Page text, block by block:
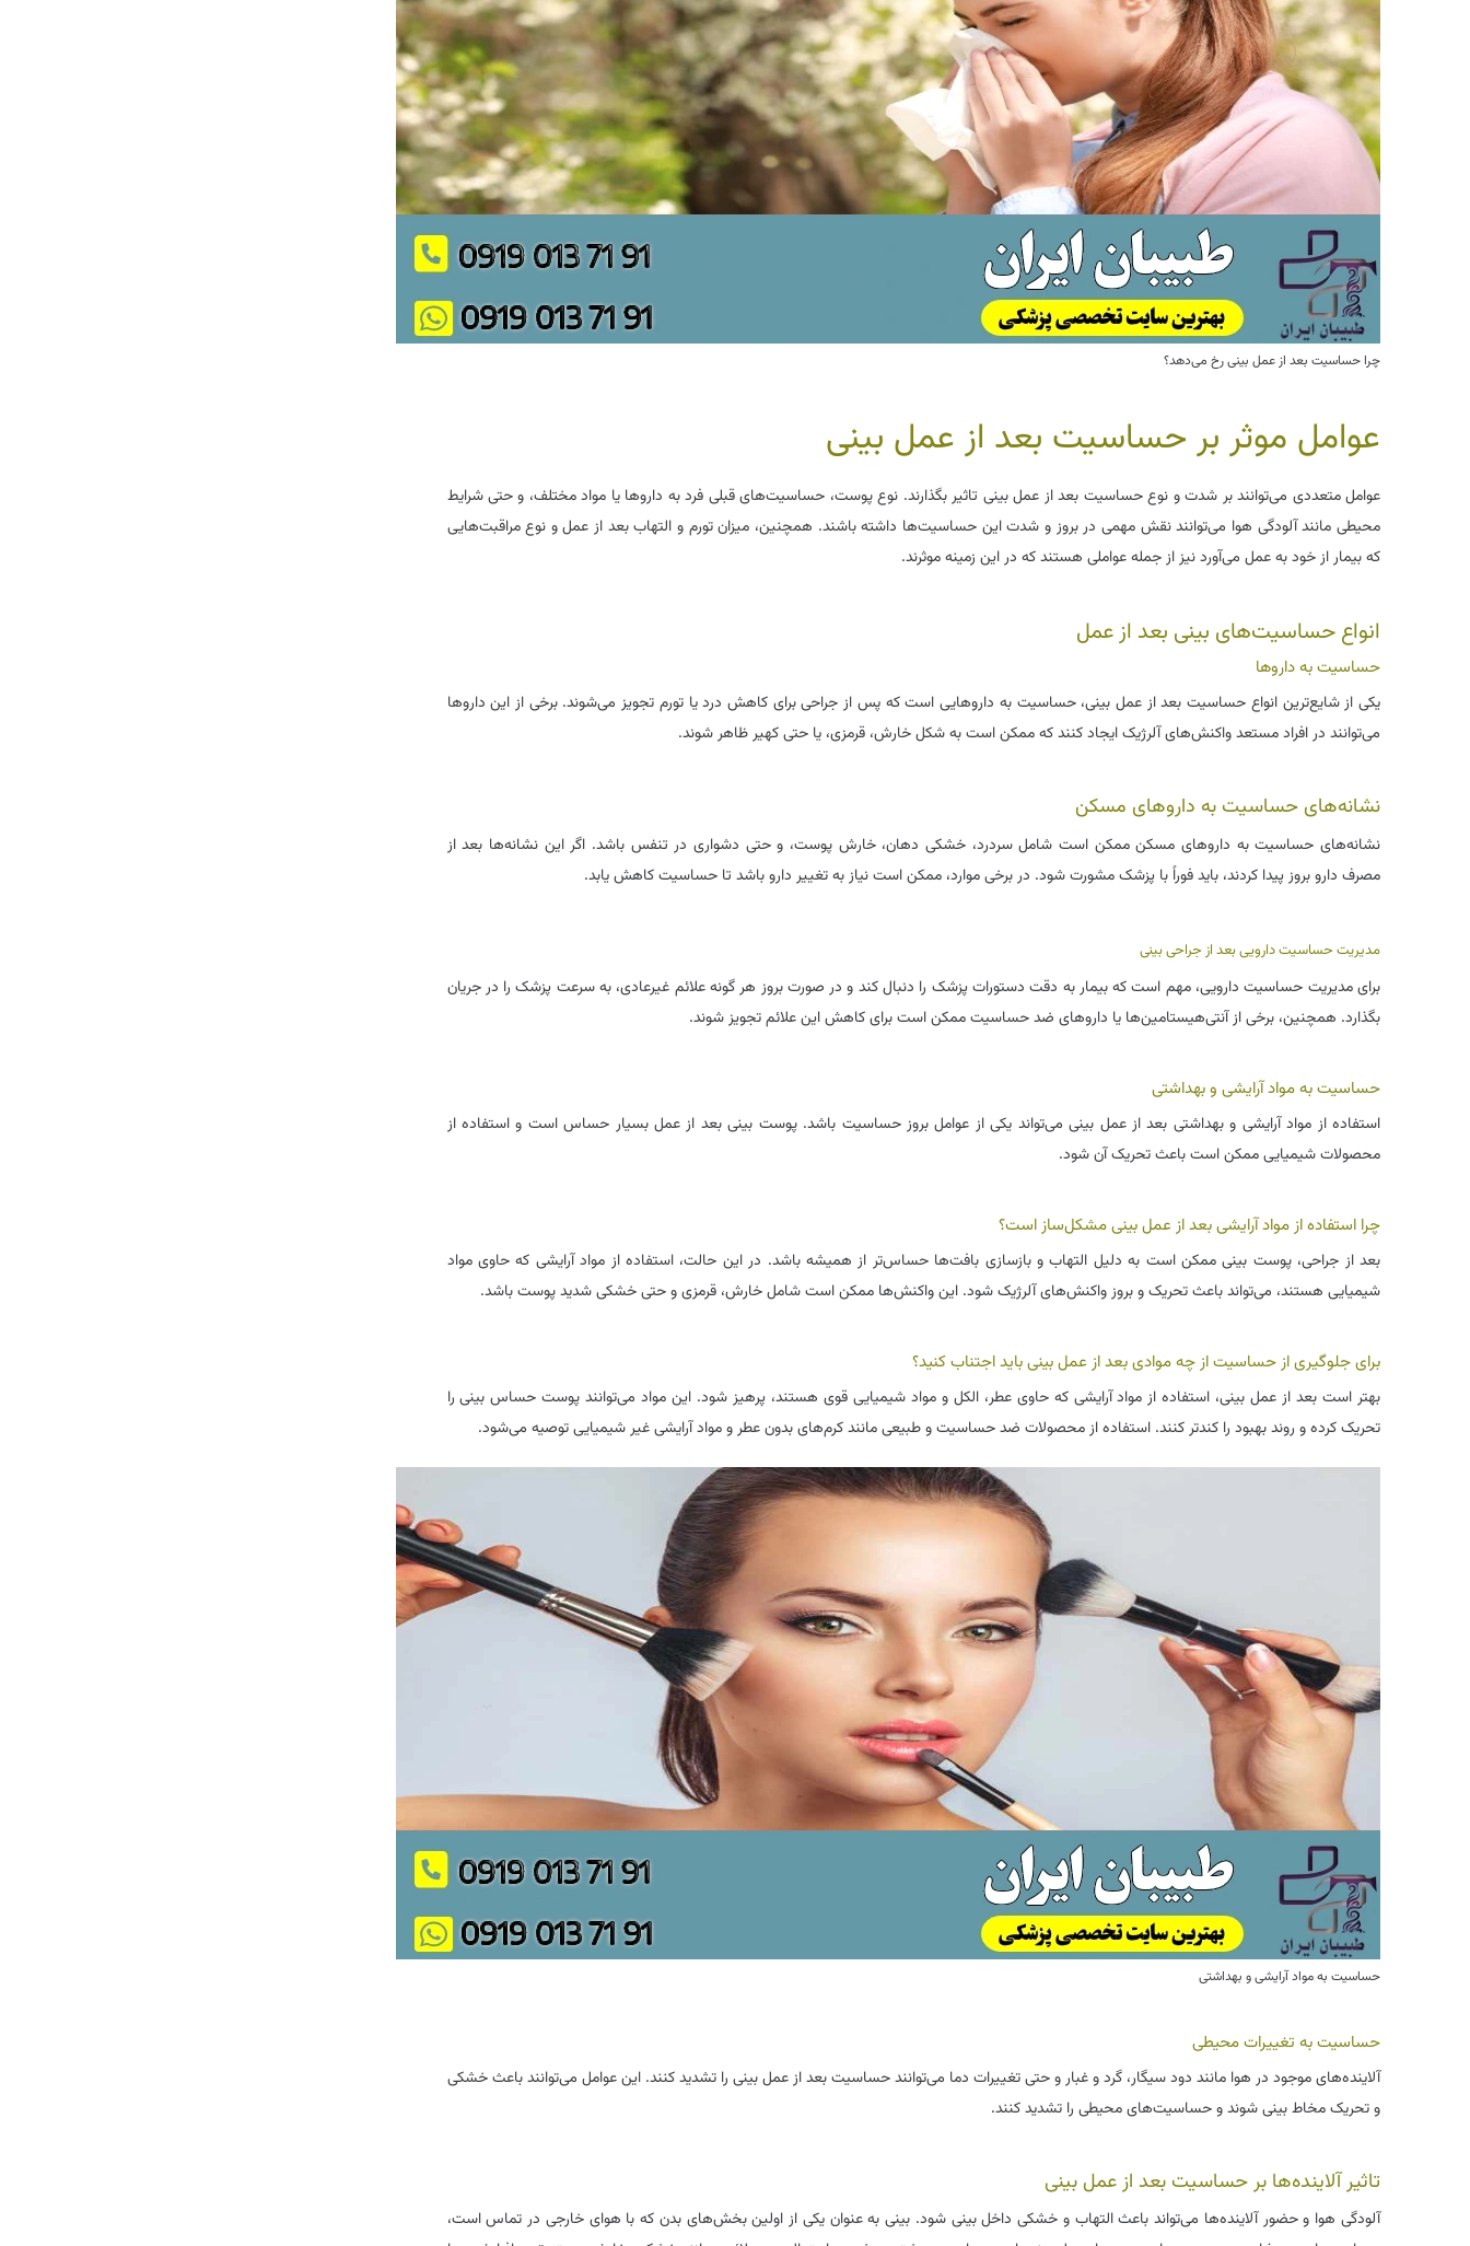
چرا حساسیت بعد از عمل بینی رخ می‌دهد؟
عوامل موثر بر حساسیت بعد از عمل بینی
عوامل متعددی می‌توانند بر شدت و نوع حساسیت بعد از عمل بینی تاثیر بگذارند. نوع پوست، حساسیت‌های قبلی فرد به داروها یا مواد مختلف، و حتی شرایط
محیطی مانند آلودگی هوا می‌توانند نقش مهمی در بروز و شدت این حساسیت‌ها داشته باشند. همچنین، میزان تورم و التهاب بعد از عمل و نوع مراقبت‌هایی
که بیمار از خود به عمل می‌آورد نیز از جمله عواملی هستند که در این زمینه موثرند.
انواع حساسیت‌های بینی بعد از عمل
حساسیت به داروها
یکی از شایع‌ترین انواع حساسیت بعد از عمل بینی، حساسیت به داروهایی است که پس از جراحی برای کاهش درد یا تورم تجویز می‌شوند. برخی از این داروها
می‌توانند در افراد مستعد واکنش‌های آلرژیک ایجاد کنند که ممکن است به شکل خارش، قرمزی، یا حتی کهیر ظاهر شوند.
نشانه‌های حساسیت به داروهای مسکن
نشانه‌های حساسیت به داروهای مسکن ممکن است شامل سردرد، خشکی دهان، خارش پوست، و حتی دشواری در تنفس باشد. اگر این نشانه‌ها بعد از
مصرف دارو بروز پیدا کردند، باید فوراً با پزشک مشورت شود. در برخی موارد، ممکن است نیاز به تغییر دارو باشد تا حساسیت کاهش یابد.
مدیریت حساسیت دارویی بعد از جراحی بینی
برای مدیریت حساسیت دارویی، مهم است که بیمار به دقت دستورات پزشک را دنبال کند و در صورت بروز هر گونه علائم غیرعادی، به سرعت پزشک را در جریان
بگذارد. همچنین، برخی از آنتی‌هیستامین‌ها یا داروهای ضد حساسیت ممکن است برای کاهش این علائم تجویز شوند.
حساسیت به مواد آرایشی و بهداشتی
استفاده از مواد آرایشی و بهداشتی بعد از عمل بینی می‌تواند یکی از عوامل بروز حساسیت باشد. پوست بینی بعد از عمل بسیار حساس است و استفاده از
محصولات شیمیایی ممکن است باعث تحریک آن شود.
چرا استفاده از مواد آرایشی بعد از عمل بینی مشکل‌ساز است؟
بعد از جراحی، پوست بینی ممکن است به دلیل التهاب و بازسازی بافت‌ها حساس‌تر از همیشه باشد. در این حالت، استفاده از مواد آرایشی که حاوی مواد
شیمیایی هستند، می‌تواند باعث تحریک و بروز واکنش‌های آلرژیک شود. این واکنش‌ها ممکن است شامل خارش، قرمزی و حتی خشکی شدید پوست باشد.
برای جلوگیری از حساسیت از چه موادی بعد از عمل بینی باید اجتناب کنید؟
بهتر است بعد از عمل بینی، استفاده از مواد آرایشی که حاوی عطر، الکل و مواد شیمیایی قوی هستند، پرهیز شود. این مواد می‌توانند پوست حساس بینی را
تحریک کرده و روند بهبود را کندتر کنند. استفاده از محصولات ضد حساسیت و طبیعی مانند کرم‌های بدون عطر و مواد آرایشی غیر شیمیایی توصیه می‌شود.
حساسیت به مواد آرایشی و بهداشتی
حساسیت به تغییرات محیطی
آلاینده‌های موجود در هوا مانند دود سیگار، گرد و غبار و حتی تغییرات دما می‌توانند حساسیت بعد از عمل بینی را تشدید کنند. این عوامل می‌توانند باعث خشکی
و تحریک مخاط بینی شوند و حساسیت‌های محیطی را تشدید کنند.
تاثیر آلاینده‌ها بر حساسیت بعد از عمل بینی
آلودگی هوا و حضور آلاینده‌ها می‌تواند باعث التهاب و خشکی داخل بینی شود. بینی به عنوان یکی از اولین بخش‌های بدن که با هوای خارجی در تماس است،